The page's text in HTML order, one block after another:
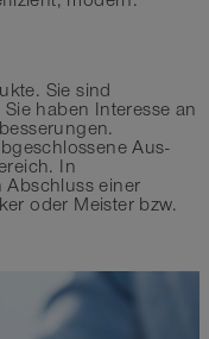
Sie sind
haben Interesse an
Aus-
In
einer
oder Meister bzw.